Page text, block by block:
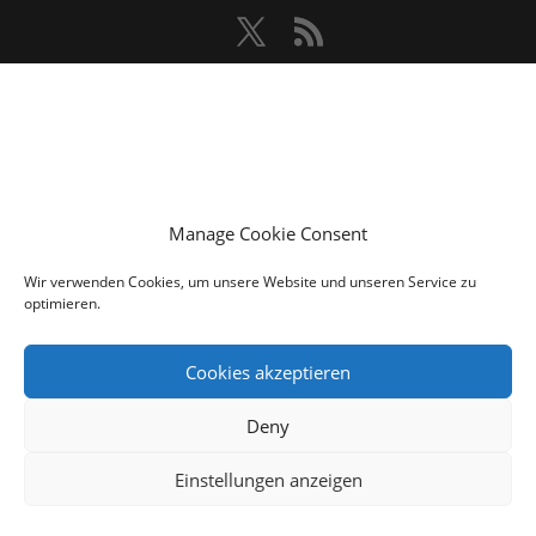
Manage Cookie Consent
Wir verwenden Cookies, um unsere Website und unseren Service zu
optimieren.
Cookies akzeptieren
Deny
Einstellungen anzeigen